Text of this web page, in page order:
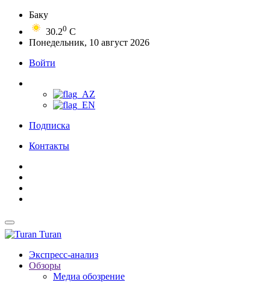
Баку
30.20 C
Понедельник, 10 август 2026
Войти
Подписка
Контакты
Turan
Экспресс-анализ
Обзоры
Медиа обозрение